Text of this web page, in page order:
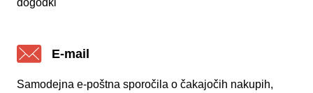
E-mail
Samodejna e-poštna sporočila o čakajočih nakupih,